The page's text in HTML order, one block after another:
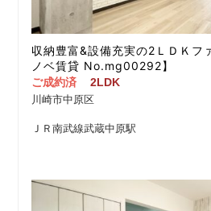
収納豊富&設備充実の2ＬＤＫフ
ノベ賃貸 No.mg00292】
ご成約済
2LDK
川崎市中原区
ＪＲ南武線武蔵中原駅